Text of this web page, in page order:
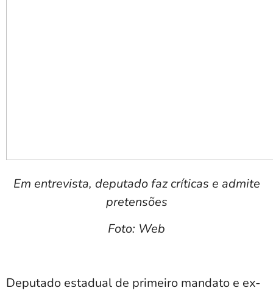
Em entrevista, deputado faz críticas e admite
pretensões
Foto: Web
Deputado estadual de primeiro mandato e ex-